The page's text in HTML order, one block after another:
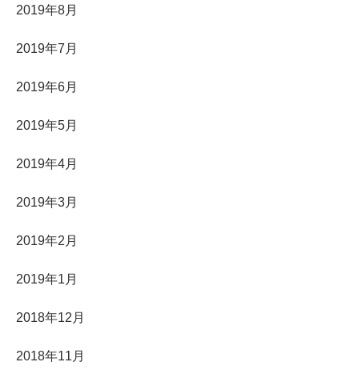
2019年8月
2019年7月
2019年6月
2019年5月
2019年4月
2019年3月
2019年2月
2019年1月
2018年12月
2018年11月